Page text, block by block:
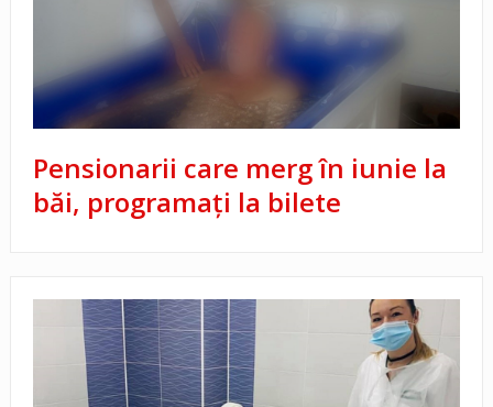
Pensionarii care merg în iunie la
băi, programați la bilete